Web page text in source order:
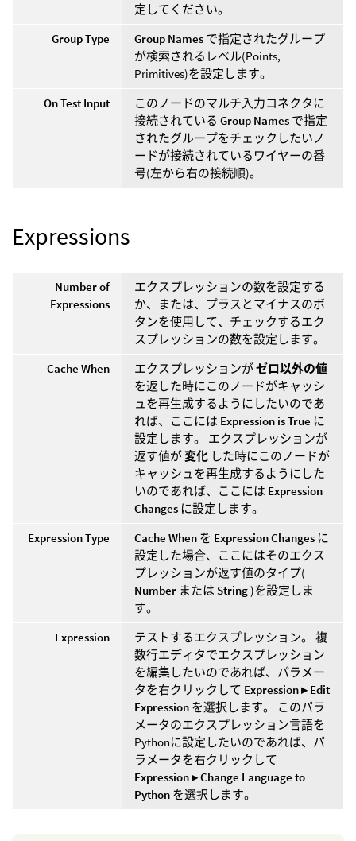
定してください。
Group Type
Group Names で指定されたグループ
が検索されるレベル(Points,
Primitives)を設定します。
On Test Input
このノードのマルチ入力コネクタに
接続されている Group Names で指定
されたグループをチェックしたいノ
ードが接続されているワイヤーの番
号(左から右の接続順)。
Expressions
Number of
Expressions
エクスプレッションの数を設定する
か、または、プラスとマイナスのボ
タンを使用して、チェックするエク
スプレッションの数を設定します。
Cache When
エクスプレッションがゼロ以外の値
を返した時にこのノードがキャッシ
ュを再生成するようにしたいのであ
れば、ここには Expression is True に
設定します。 エクスプレッションが
返す値が変化 した時にこのノードが
キャッシュを再生成するようにした
いのであれば、ここには Expression
Changes に設定します。
Expression Type
Cache When を Expression Changes に
設定した場合、ここにはそのエクス
プレッションが返す値のタイプ(
Number または String)を設定しま
す。
Expression
テストするエクスプレッション。 複
数行エディタでエクスプレッション
を編集したいのであれば、パラメー
タを右クリックして Expression ▸ Edit
Expression を選択します。 このパラ
メータのエクスプレッション言語を
Pythonに設定したいのであれば、パ
ラメータを右クリックして
Expression ▸ Change Language to
Python を選択します。